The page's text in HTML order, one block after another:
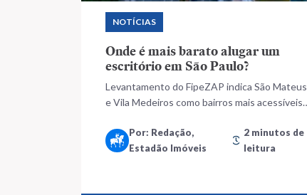
NOTÍCIAS
Onde é mais barato alugar um
escritório em São Paulo?
Levantamento do FipeZAP indica São Mateus
e Vila Medeiros como bairros mais acessíveis
Por: Redação,
Estadão Imóveis
2 minutos de
leitura